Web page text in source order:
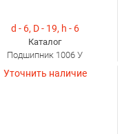
d - 6, D - 19, h - 6
Каталог
Подшипник 1006 У
Уточнить наличие